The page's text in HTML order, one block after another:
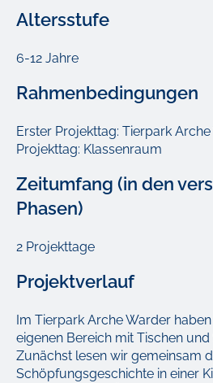
Altersstufe
6-12 Jahre
Rahmenbedingungen
Erster Projekttag: Tierpark
Projekttag: Klassenraum
Zeitumfang (in den
Phasen)
2 Projekttage
Projektverlauf
Im Tierpark Arche Warder
eigenen Bereich mit Tischen und
Zunächst lesen wir gemeinsam
Schöpfungsgeschichte in einer